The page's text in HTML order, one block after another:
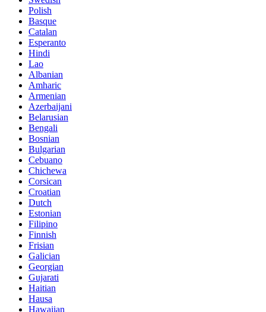
Polish
Basque
Catalan
Esperanto
Hindi
Lao
Albanian
Amharic
Armenian
Azerbaijani
Belarusian
Bengali
Bosnian
Bulgarian
Cebuano
Chichewa
Corsican
Croatian
Dutch
Estonian
Filipino
Finnish
Frisian
Galician
Georgian
Gujarati
Haitian
Hausa
Hawaiian